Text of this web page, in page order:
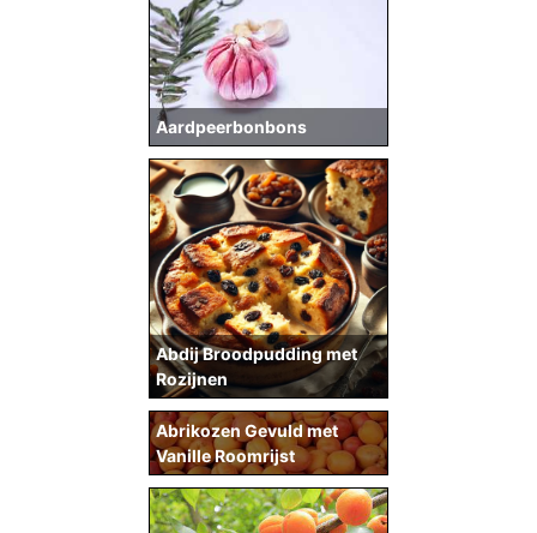
Aardpeerbonbons
Abdij Broodpudding met
Rozijnen
Abrikozen Gevuld met
Vanille Roomrijst